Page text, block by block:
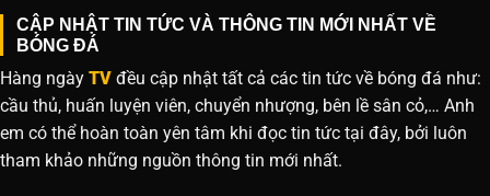
CẬP NHẬT TIN TỨC VÀ THÔNG TIN MỚI NHẤT VỀ
BÓNG ĐÁ
Hàng ngày TV đều cập nhật tất cả các tin tức về bóng đá như:
cầu thủ, huấn luyện viên, chuyển nhượng, bên lề sân cỏ,… Anh
em có thể hoàn toàn yên tâm khi đọc tin tức tại đây, bởi luôn
tham khảo những nguồn thông tin mới nhất.